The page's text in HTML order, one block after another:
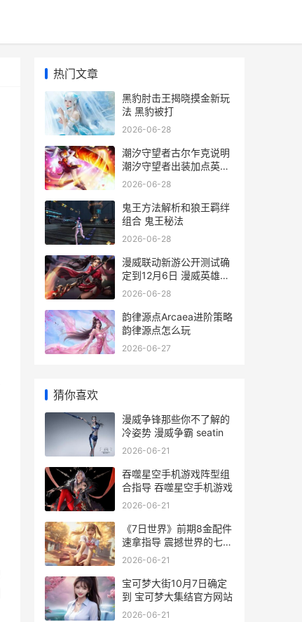
热门文章
黑豹肘击王揭晓摸金新玩
法 黑豹被打
2026-06-28
潮汐守望者古尔乍克说明
潮汐守望者出装加点英魂
之刃
2026-06-28
鬼王方法解析和狼王羁绊
组合 鬼王秘法
2026-06-28
漫威联动新游公开测试确
定到12月6日 漫威英雄联
盟合作
2026-06-28
韵律源点Arcaea进阶策略
韵律源点怎么玩
2026-06-27
猜你喜欢
漫威争锋那些你不了解的
冷姿势 漫威争霸 seatin
2026-06-21
吞噬星空手机游戏阵型组
合指导 吞噬星空手机游戏
2026-06-21
《7日世界》前期8金配件
速拿指导 震撼世界的七日
电影
2026-06-21
宝可梦大街10月7日确定
到 宝可梦大集结官方网站
2026-06-21